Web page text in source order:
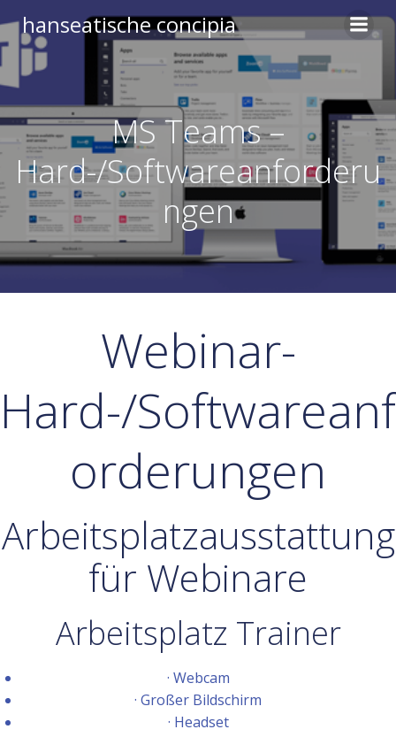
Inhalt
springen
hanseatische concipia
MS Teams –
Hard-/Softwareanforderu
ngen
Webinar-
Hard-/Softwareanf
orderungen
Arbeitsplatzausstattung
für Webinare
Arbeitsplatz Trainer
· Webcam
· Großer Bildschirm
· Headset